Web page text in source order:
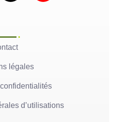
légales
d’utilisations